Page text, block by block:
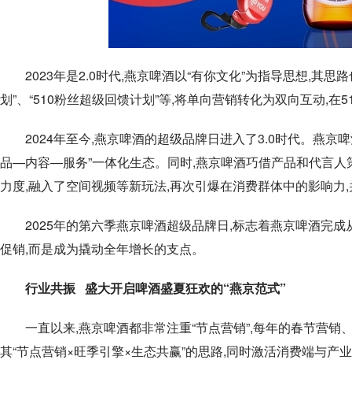
2023年是2.0时代,燕京啤酒以“有你文化”为指导思想,其思
划”、“510粉丝超级回馈计划”等,将单向营销转化为双向互动,
2024年至今,燕京啤酒的超级品牌日进入了3.0时代。燕京
品—内容—服务”一体化生态。同时,燕京啤酒巧借产品和代言
力度,融入了空间视频等新玩法,再次引爆在消费群体中的影响
2025年的第六季燕京啤酒超级品牌日,标志着燕京啤酒完成
促销,而是成为撬动全年增长的支点。
行业共振 盛大开启啤酒盛夏狂欢的“燕京范式”
一直以来,燕京啤酒都非常注重“节点营销”,每年的春节营
其“节点营销×旺季引擎×生态共赢”的思路,同时激活消费端与产